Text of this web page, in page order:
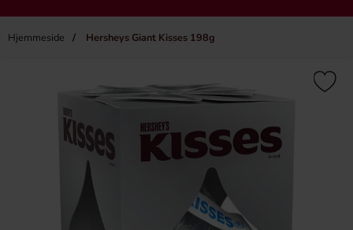
Hjemmeside Hersheys Giant Kisses 198g
Heading
×
Ny!